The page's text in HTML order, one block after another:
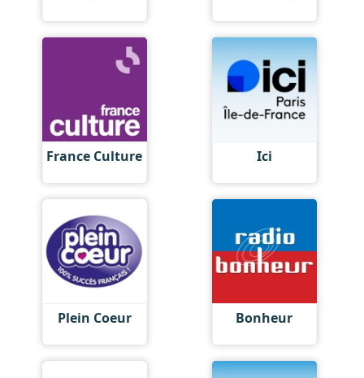
France Culture Ici
Plein Coeur Bonheur